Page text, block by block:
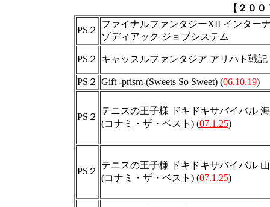
【２０
PS２
ファイナルファンタジーXII インター
ゾディアック ジョブシステム
PS２ キャッスルファンタジア アリハト戦記
PS２ Gift -prism-(Sweets So Sweet) (06.10.19)
PS２
テニスの王子様 ドキドキサバイバル 海
(コナミ・ザ・ベスト) (07.1.25)
PS２
テニスの王子様 ドキドキサバイバル
(コナミ・ザ・ベスト) (07.1.25)